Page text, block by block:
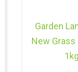
Garden
New Grass
1kg